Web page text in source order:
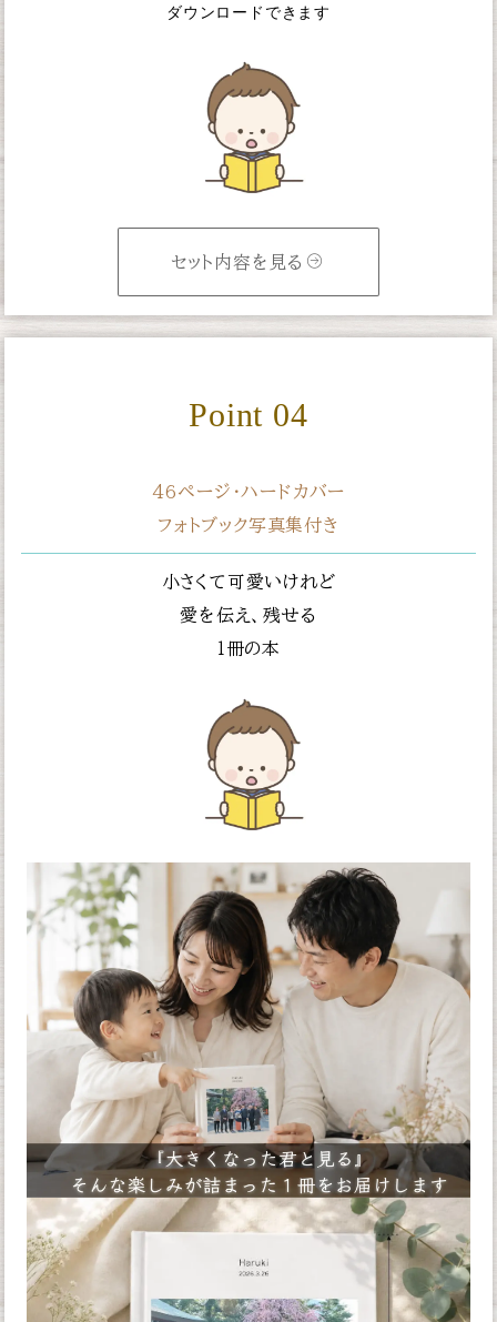
ダウンロードできます
セット内容を見る
Point 04
46ページ・ハードカバー
フォトブック写真集付き
小さくて可愛いけれど
愛を伝え、残せる
１冊の本